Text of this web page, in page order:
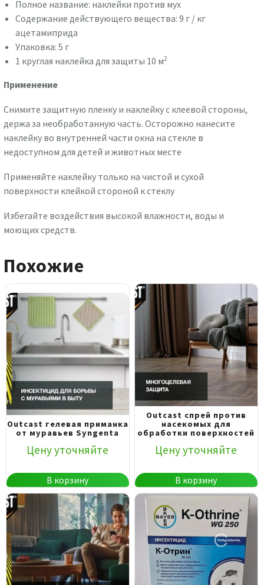
Полное название: наклейки против мух
Содержание действующего вещества: 9 г / кг
ацетамиприда
Упаковка: 5 г
1 круглая наклейка для защиты 10 м2
Применение
Снимите защитную пленку и наклейку с клеевой стороны,
держа за необработанную часть. Осторожно нанесите
наклейку во внутренней части окна на стекле в
недоступном для детей и животных месте
Применяйте наклейку только на чистой и сухой
поверхности клейкой стороной к стеклу
Избегайте воздействия высокой влажности, воды и
моющих средств.
Похожие
Outcast гелевая приманка
от муравьев Syngenta
Цену уточняйте
В корзину
Outcast спрей против
насекомых для
обработки поверхностей
Цену уточняйте
В корзину